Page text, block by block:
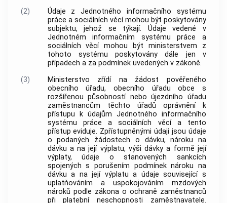
(2)
Údaje z Jednotného informačního systému
práce a sociálních věcí mohou být poskytovány
subjektu, jehož se týkají. Údaje vedené v
Jednotném informačním systému práce a
sociálních věcí mohou být ministerstvem z
tohoto systému poskytovány dále jen v
případech a za podmínek uvedených v zákoně.
(3)
Ministerstvo zřídí na žádost pověřeného
obecního úřadu, obecního úřaduobce s
rozšířenou působností nebo újezdního úřadu
zaměstnancům těchto úřadů oprávnění k
přístupu k údajům Jednotného informačního
systému práce a sociálních věcí a tento
přístup eviduje. Zpřístupněnými údaji jsou údaje
o podaných žádostech o dávku, nároku na
dávku a na její výplatu, výši dávky a formě její
výplaty, údaje o stanovených sankcích
spojených s porušením podmínek nároku na
dávku a na její výplatu a údaje související s
uplatňováním a uspokojováním mzdových
nároků podle zákona o ochraně zaměstnanců
při platební neschopnosti zaměstnavatele.